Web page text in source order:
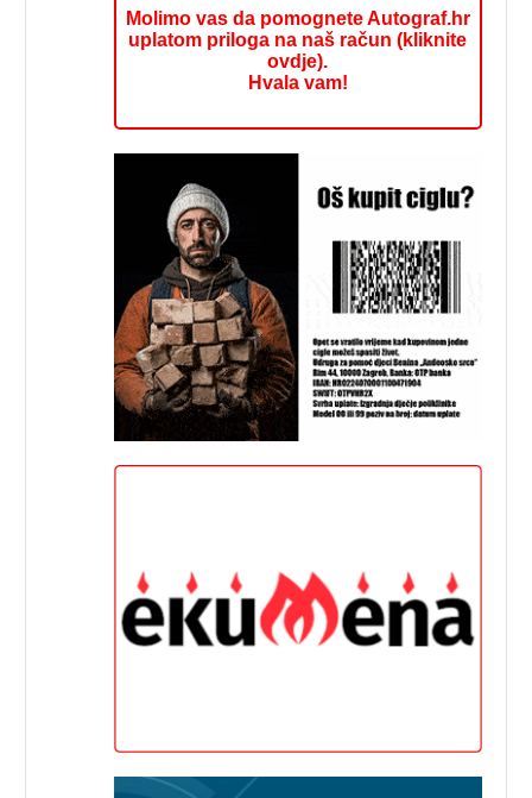
Molimo vas da pomognete Autograf.hr
uplatom priloga na naš račun (kliknite
ovdje).
Hvala vam!